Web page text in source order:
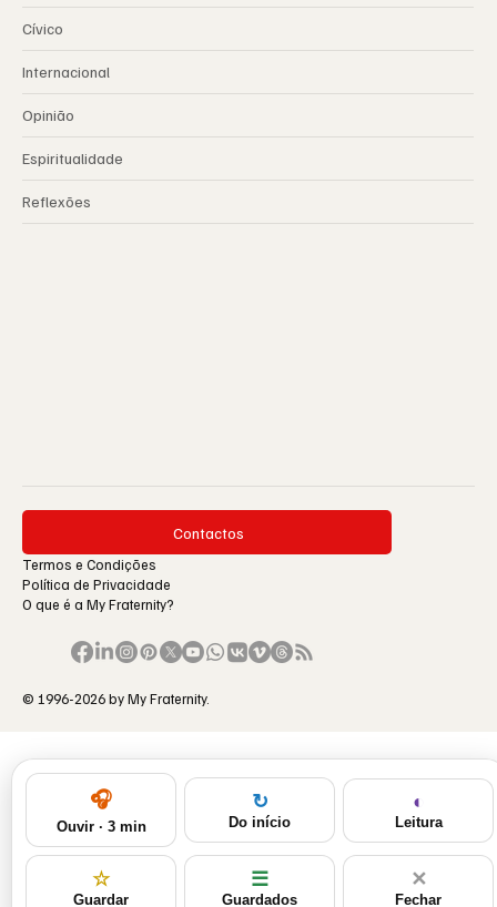
Cívico
Internacional
Opinião
Espiritualidade
Reflexões
Contactos
Termos e Condições
Política de Privacidade
O que é a My Fraternity?
© 1996-2026 by My Fraternity.
🎧
Ouvir · 3 min
↻
Do início
◐
Leitura
☆
Guardar
☰
Guardados
✕
Fechar